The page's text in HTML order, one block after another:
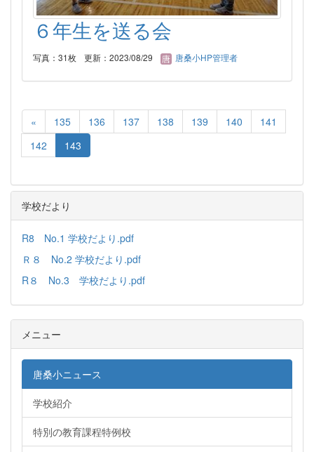
６年生を送る会
写真：31枚 更新：2023/08/29 唐桑小HP管理者
« 135 136 137 138 139 140
141
142
143
学校だより
R8 No.1 学校だより.pdf
Ｒ８ No.2 学校だより.pdf
R８ No.3 学校だより.pdf
メニュー
唐桑小ニュース
学校紹介
特別の教育課程特例校